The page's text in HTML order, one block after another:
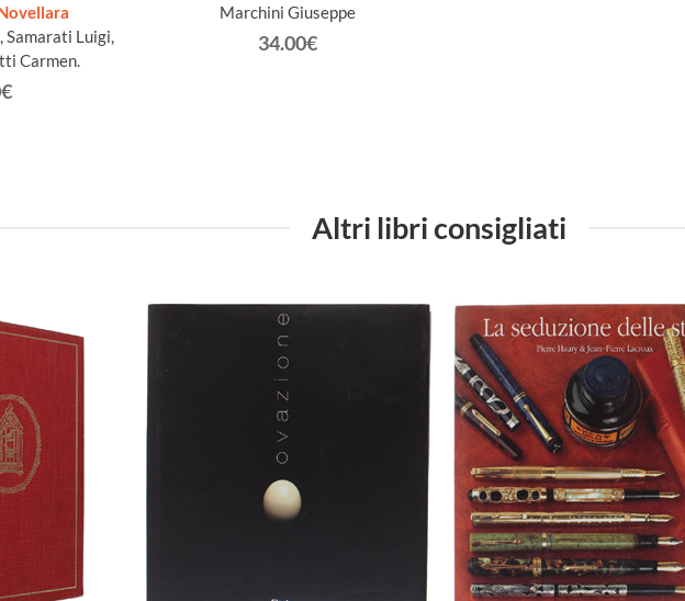
Samarati Luigi,
Carmen.
Marchini Giuseppe
34.00€
Altri libri consigliati